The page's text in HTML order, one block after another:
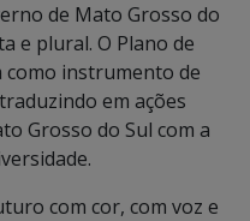
de Mato Grosso do
e plural. O Plano de
como instrumento de
em ações
Grosso do Sul com a
com cor, com voz e